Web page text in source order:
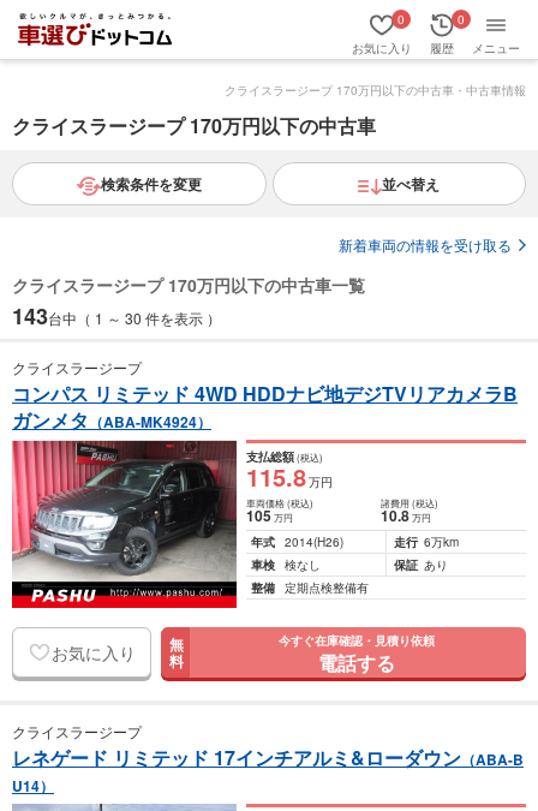
お気に入り
0
履歴
0
メニュー
クライスラージープ 170万円以下の中古車・中古車情報
クライスラージープ 170万円以下の中古車
検索条件を変更 並べ替え
新着車両の情報を受け取る
クライスラージープ 170万円以下の中古車一覧
143台中（ 1 ～ 30 件を表示 ）
クライスラージープ
コンパス リミテッド 4WD HDDナビ地デジTVリアカメラB
ガンメタ （ABA-MK4924）
支払総額(税込)
115.8万円
車両価格(税込)
105万円
諸費用 (税込)
10.8 万円
年式 2014(H26) 走行 6万km
車検 検なし 保証 あり
整備 定期点検整備有
お気に入り 無
料
今すぐ在庫確認・見積り依頼
電話する
クライスラージープ
レネゲード リミテッド 17インチアルミ&ローダウン （ABA-B
U14）